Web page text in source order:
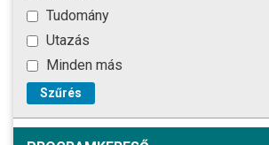
Tudomány
Utazás
Minden más
Szűrés